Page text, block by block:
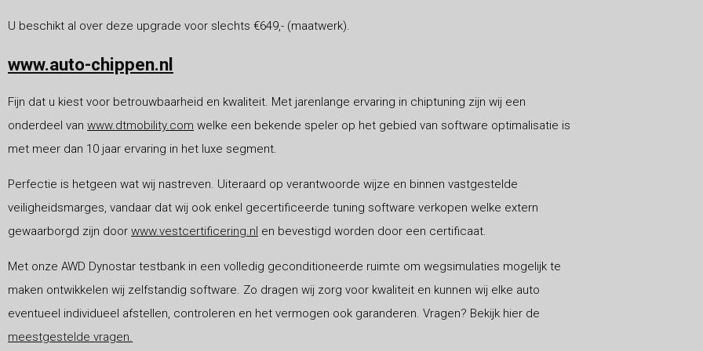
U beschikt al over deze upgrade voor slechts €649,- (maatwerk).
www.auto-chippen.nl
Fijn dat u kiest voor betrouwbaarheid en kwaliteit. Met jarenlange ervaring in chiptuning zijn wij een
onderdeel van www.dtmobility.com welke een bekende speler op het gebied van software optimalisatie is
met meer dan 10 jaar ervaring in het luxe segment.
Perfectie is hetgeen wat wij nastreven. Uiteraard op verantwoorde wijze en binnen vastgestelde
veiligheidsmarges, vandaar dat wij ook enkel gecertificeerde tuning software verkopen welke extern
gewaarborgd zijn door www.vestcertificering.nl en bevestigd worden door een certificaat.
Met onze AWD Dynostar testbank in een volledig geconditioneerde ruimte om wegsimulaties mogelijk te
maken ontwikkelen wij zelfstandig software. Zo dragen wij zorg voor kwaliteit en kunnen wij elke auto
eventueel individueel afstellen, controleren en het vermogen ook garanderen. Vragen? Bekijk hier de
meestgestelde vragen.